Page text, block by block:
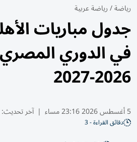
رياضة/رياضة عربية
جدول مباريات
في الدوري
2026-2027
5 أغسطس 2026 23:16 مساء | آخر تحديث:
دقائق القراءة - 3